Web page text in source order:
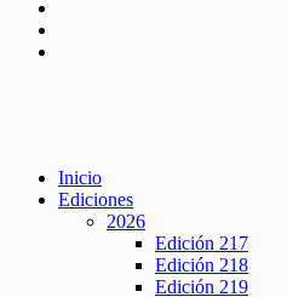
Inicio
Ediciones
2026
Edición 217
Edición 218
Edición 219